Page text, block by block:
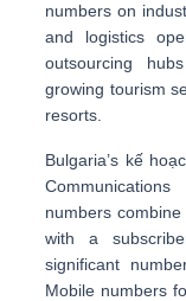
numbers on
and logistics
outsourcing hubs
growing tourism
resorts.
Bulgaria’s kế
numbers combine
with a
significant
Mobile numbers